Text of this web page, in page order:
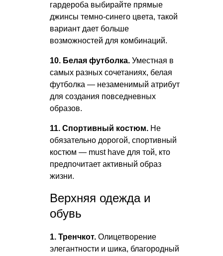
гардероба выбирайте прямые
джинсы темно-синего цвета, такой
вариант дает больше
возможностей для комбинаций.
10. Белая футболка. Уместная в
самых разных сочетаниях, белая
футболка — незаменимый атрибут
для создания повседневных
образов.
11. Спортивный костюм. Не
обязательно дорогой, спортивный
костюм — must have для той, кто
предпочитает активный образ
жизни.
Верхняя одежда и
обувь
1. Тренчкот. Олицетворение
элегантности и шика, благородный